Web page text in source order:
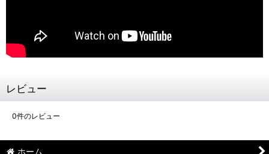
レビュー
0件のレビュー
ホーム